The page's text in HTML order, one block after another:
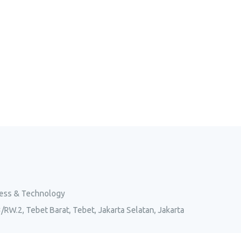
& Technology
RW.2, Tebet Barat, Tebet, Jakarta Selatan, Jakarta